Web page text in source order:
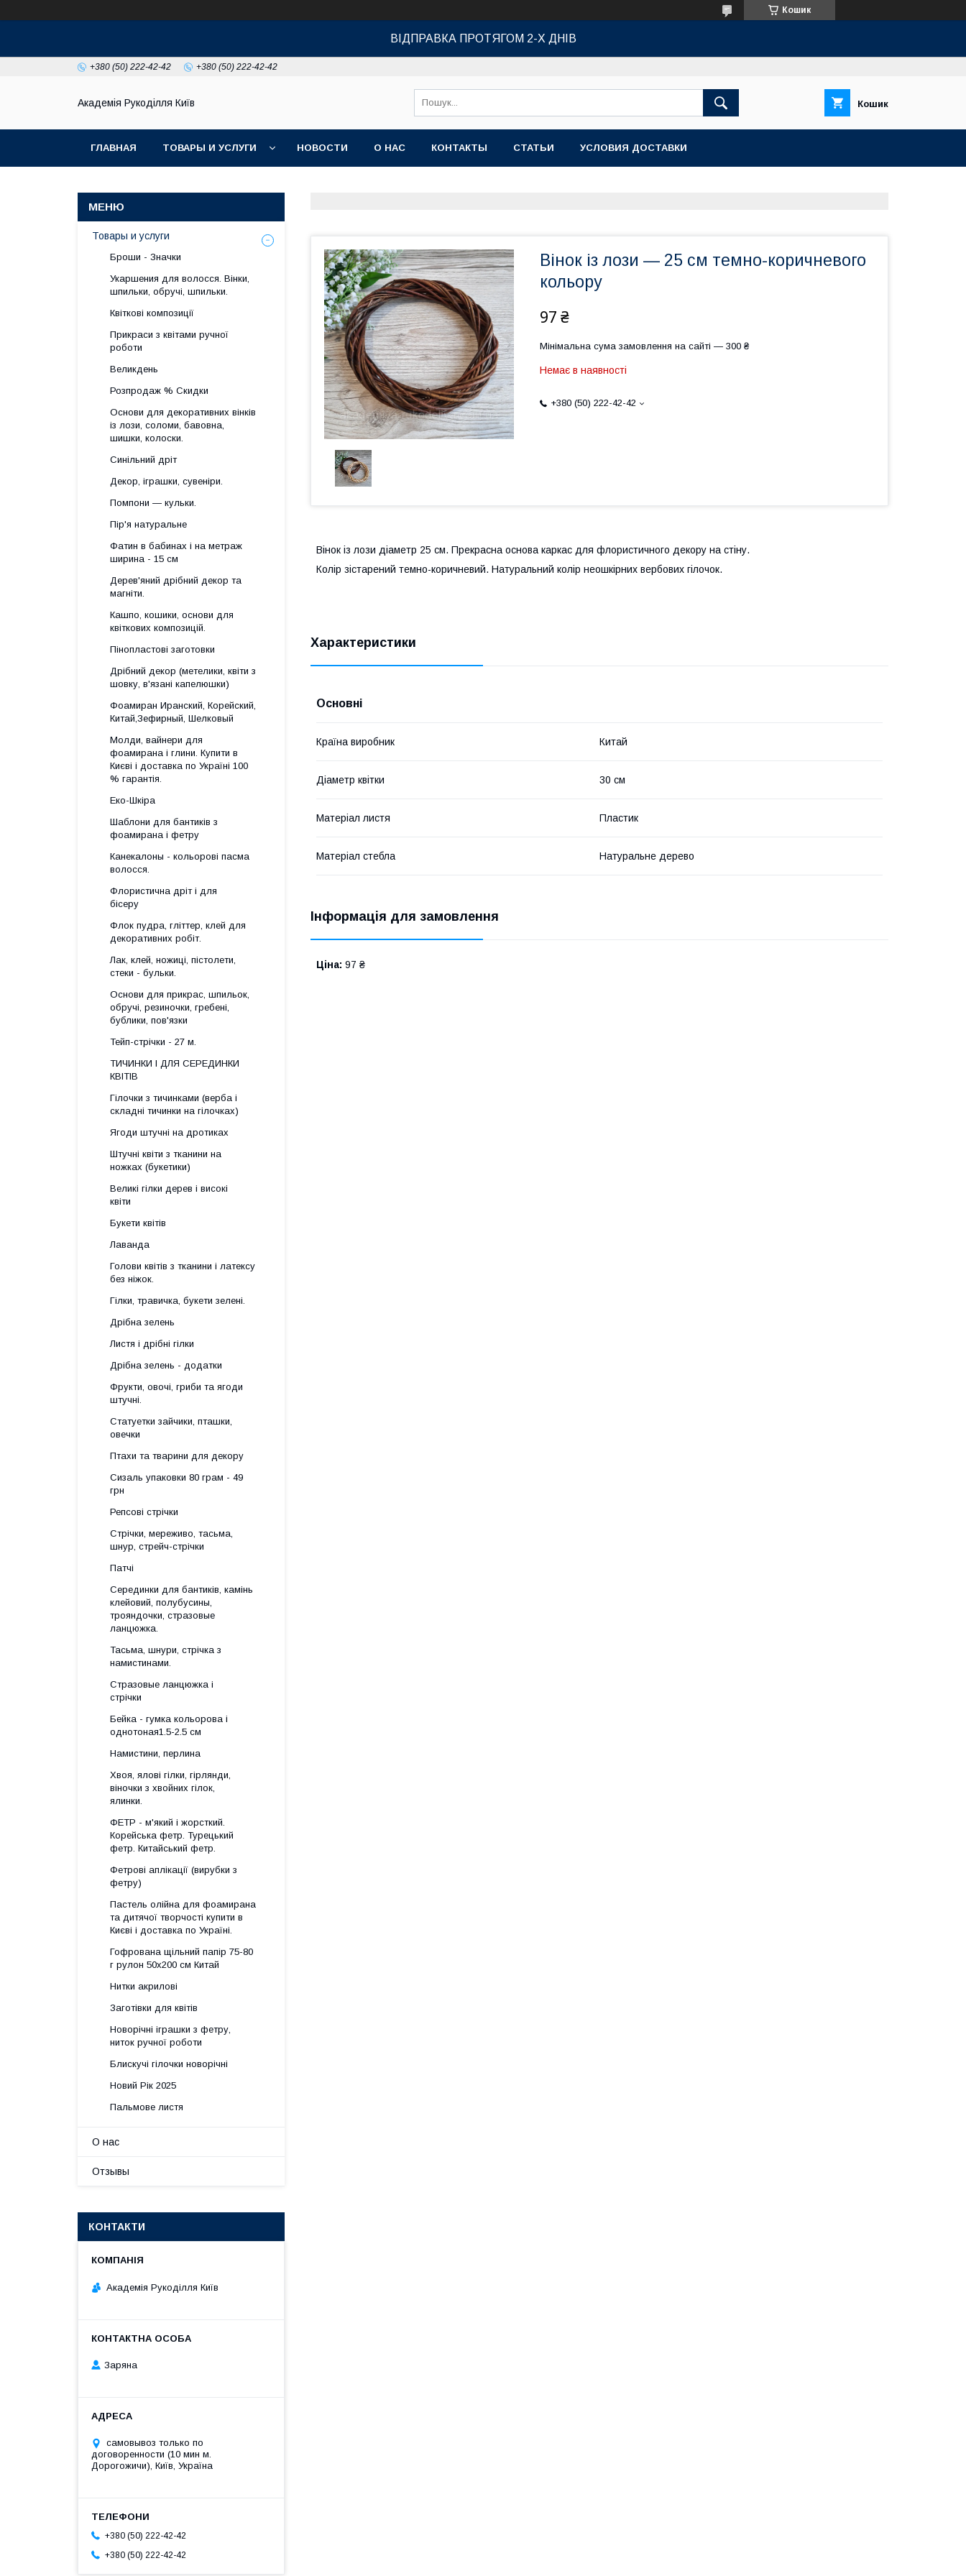
Кошик
ВІДПРАВКА ПРОТЯГОМ 2-Х ДНІВ
+380 (50) 222-42-42 +380 (50) 222-42-42
Академія Рукоділля Київ Кошик
ГЛАВНАЯ ТОВАРЫ И УСЛУГИ НОВОСТИ О НАС КОНТАКТЫ СТАТЬИ УСЛОВИЯ ДОСТАВКИ
Вінок із лози — 25 см темно-коричневого
кольору
97 ₴
Мінімальна сума замовлення на сайті — 300 ₴
Немає в наявності
+380 (50) 222-42-42
Вінок із лози діаметр 25 см. Прекрасна основа каркас для флористичного декору на стіну.
Колір зістарений темно-коричневий. Натуральний колір неошкірних вербових гілочок.
Характеристики
Основні
Країна виробник Китай
Діаметр квітки 30 см
Матеріал листя Пластик
Матеріал стебла Натуральне дерево
Інформація для замовлення
Ціна: 97 ₴
Товары и услуги
Броши - Значки
Укаршения для волосся. Вінки,
шпильки, обручі, шпильки.
Квіткові композиції
Прикраси з квітами ручної
роботи
Великдень
Розпродаж % Скидки
Основи для декоративних вінків
із лози, соломи, бавовна,
шишки, колоски.
Синільний дріт
Декор, іграшки, сувеніри.
Помпони — кульки.
Пір'я натуральне
Фатин в бабинах і на метраж
ширина - 15 см
Дерев'яний дрібний декор та
магніти.
Кашпо, кошики, основи для
квіткових композицій.
Пінопластові заготовки
Дрібний декор (метелики, квіти з
шовку, в'язані капелюшки)
Фоамиран Иранский, Корейский,
Китай,Зефирный, Шелковый
Молди, вайнери для
фоамирана і глини. Купити в
Києві і доставка по Україні 100
% гарантія.
Еко-Шкіра
Шаблони для бантиків з
фоамирана і фетру
Канекалоны - кольорові пасма
волосся.
Флористична дріт і для
бісеру
Флок пудра, гліттер, клей для
декоративних робіт.
Лак, клей, ножиці, пістолети,
стеки - бульки.
Основи для прикрас, шпильок,
обручі, резиночки, гребені,
бублики, пов'язки
Тейп-стрічки - 27 м.
ТИЧИНКИ І ДЛЯ СЕРЕДИНКИ
КВІТІВ
Гілочки з тичинками (верба і
складні тичинки на гілочках)
Ягоди штучні на дротиках
Штучні квіти з тканини на
ножках (букетики)
Великі гілки дерев і високі
квіти
Букети квітів
Лаванда
Голови квітів з тканини і латексу
без ніжок.
Гілки, травичка, букети зелені.
Дрібна зелень
Листя і дрібні гілки
Дрібна зелень - додатки
Фрукти, овочі, гриби та ягоди
штучні.
Статуетки зайчики, пташки,
овечки
Птахи та тварини для декору
Сизаль упаковки 80 грам - 49
грн
Репсові стрічки
Стрічки, мереживо, тасьма,
шнур, стрейч-стрічки
Патчі
Серединки для бантиків, камінь
клейовий, полубусины,
трояндочки, стразовые
ланцюжка.
Тасьма, шнури, стрічка з
намистинами.
Стразовые ланцюжка і
стрічки
Бейка - гумка кольорова і
однотоная1.5-2.5 см
Намистини, перлина
Хвоя, ялові гілки, гірлянди,
віночки з хвойних гілок,
ялинки.
ФЕТР - м'який і жорсткий.
Корейська фетр. Турецький
фетр. Китайський фетр.
Фетрові аплікації (вирубки з
фетру)
Пастель олійна для фоамирана
та дитячої творчості купити в
Києві і доставка по Україні.
Гофрована щільний папір 75-80
г рулон 50х200 см Китай
Нитки акрилові
Заготівки для квітів
Новорічні іграшки з фетру,
ниток ручної роботи
Блискучі гілочки новорічні
Новий Рік 2025
Пальмове листя
О нас
Отзывы
КОНТАКТИ
Академія Рукоділля Київ
Заряна
самовывоз только по
договоренности (10 мин м.
Дорогожичи), Київ, Україна
+380 (50) 222-42-42
+380 (50) 222-42-42